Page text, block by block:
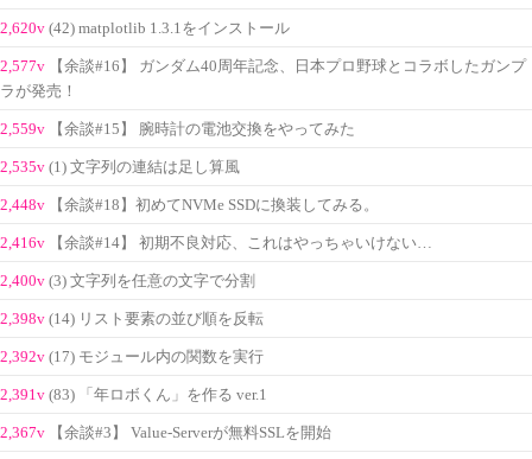
2,620v (42) matplotlib 1.3.1をインストール
2,577v
【余談#16】 ガンダム40周年記念、日本プロ野球とコラボしたガンプ
ラが発売！
2,559v 【余談#15】 腕時計の電池交換をやってみた
2,535v (1) 文字列の連結は足し算風
2,448v 【余談#18】初めてNVMe SSDに換装してみる。
2,416v 【余談#14】 初期不良対応、これはやっちゃいけない…
2,400v (3) 文字列を任意の文字で分割
2,398v (14) リスト要素の並び順を反転
2,392v (17) モジュール内の関数を実行
2,391v (83) 「年ロボくん」を作る ver.1
2,367v 【余談#3】 Value-Serverが無料SSLを開始